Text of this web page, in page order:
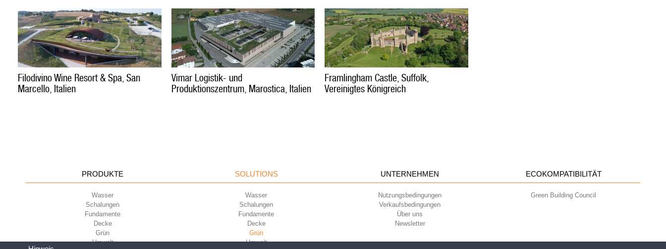
Filodivino Wine Resort & Spa, San
Marcello, Italien
Vimar Logistik- und
Produktionszentrum, Marostica, Italien
Framlingham Castle, Suffolk,
Vereinigtes Königreich
PRODUKTE
Wasser
Schalungen
Fundamente
Decke
Grün
Umwelt
SOLUTIONS
Wasser
Schalungen
Fundamente
Decke
Grün
Umwelt
UNTERNEHMEN
Nutzungsbedingungen
Verkaufsbedingungen
Über uns
Newsletter
ECOKOMPATIBILITÄT
Green Building Council